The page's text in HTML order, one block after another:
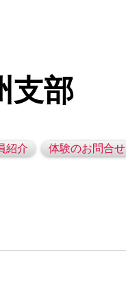
支部
紹介 体験のお問合せ